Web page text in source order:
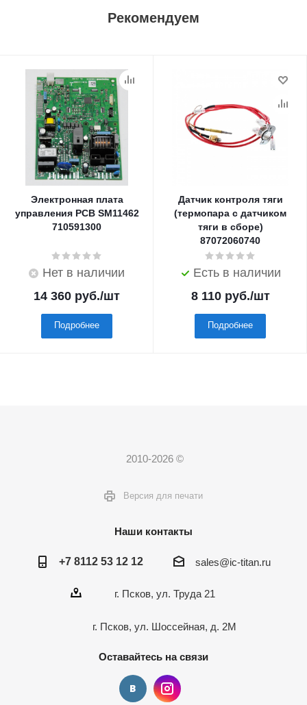
Рекомендуем
Электронная плата
управления PCB SM11462
710591300
Нет в наличии
14 360 руб./шт
Подробнее
Датчик контроля тяги
(термопара с датчиком
тяги в сборе)
87072060740
Есть в наличии
8 110руб./шт
Подробнее
2010-2026 ©
Версия для печати
Наши контакты
+7 8112 53 12 12 sales@ic-titan.ru
г. Псков, ул. Труда 21
г. Псков, ул. Шоссейная, д. 2М
Оставайтесь на связи